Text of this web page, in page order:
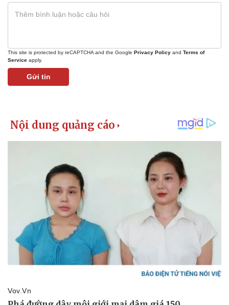
Bất động sản
Khởi nghiệp
Giá vàng
Giá cà phê
This site is protected by reCAPTCHA and the Google Privacy Policy and Terms of
Service apply.
Gửi tin